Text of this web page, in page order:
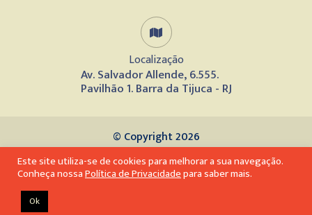
Localização
Av. Salvador Allende, 6.555.
Pavilhão 1. Barra da Tijuca - RJ
© Copyright 2026
Desenvolvido por
Este site utiliza-se de cookies para melhorar a sua navegação.
Conheça nossaPolítica de Privacidadepara saber mais.
Ok